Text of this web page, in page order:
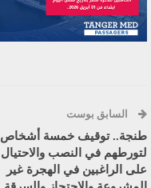
السابق بوست
طنجة.. توقيف خمسة أشخاص
لتورطهم في النصب والاحتيال
على الراغبين في الهجرة غير